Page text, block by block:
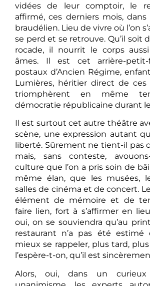
vidées de leur comptoir, le
affirmé, ces derniers mois,
braudélien. Lieu de vivre où l’on
se perd et se retrouve. Qu’il soit
rocade, il nourrit le corps
âmes. Il est cet arrière-
postaux d’Ancien Régime,
Lumières, héritier direct de ces
triomphèrent en même
démocratie républicaine durant
Il est surtout cet autre théâtre
scène, une expression autant
liberté. Sûrement ne tient-il pas
mais, sans conteste,
culture que l’on a pris soin de
même élan, que les musées,
salles de cinéma et de concert.
élément de mémoire et de
faire lien, fort à s’affirmer en
oui, on se souviendra qu’au
restaurant n’a pas été estimé
mieux se rappeler, plus tard,
l’espère-t-on, qu’il est
Alors, oui, dans un